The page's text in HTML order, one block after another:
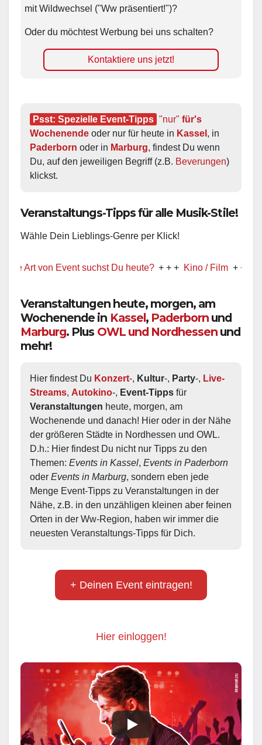
mit Wildwechsel ("Ww präsentiert!")?
Oder du möchtest Werbung bei uns schalten?
Kontaktiere uns jetzt!
Psst: Spezielle Event-Tipps "nur" für's
Wochenende oder nur für heute in Kassel
Paderborn oder in Marburg, findest Du wenn
Du, auf den jeweiligen Begriff (z.B. Beverungen)
klickst.
Veranstaltungs-Tipps für alle Musik-Stile!
Wähle Dein Lieblings-Genre per Klick!
von Event suchst Du heute? + + + Kino / Film + + + Ww
Veranstaltungen heute, morgen, am
Wochenende in Kassel, Paderborn und
Marburg. Plus OWL und Nordhessen und
mehr!
Hier findest Du Konzert-, Kultur-, Party-, Live-
Streams, Autokino-, Event-Tipps
Veranstaltungen heute, morgen, am
Wochenende und danach! Hier oder in der Nähe
der größeren Städte in Nordhessen und OWL.
D.h.: Hier findest Du nicht nur Tipps zu den
Themen: Events in Kassel, Events in Paderborn
oder Events in Marburg, sondern eben jede
Menge Event-Tipps zu Veranstaltungen in der
Nähe, z.B. in den unzähligen kleinen aber feinen
Orten in der Ww-Region, haben wir immer die
neuesten Veranstaltungs-Tipps für Dich.
+ Deinen Event eintragen!
Hier einloggen!